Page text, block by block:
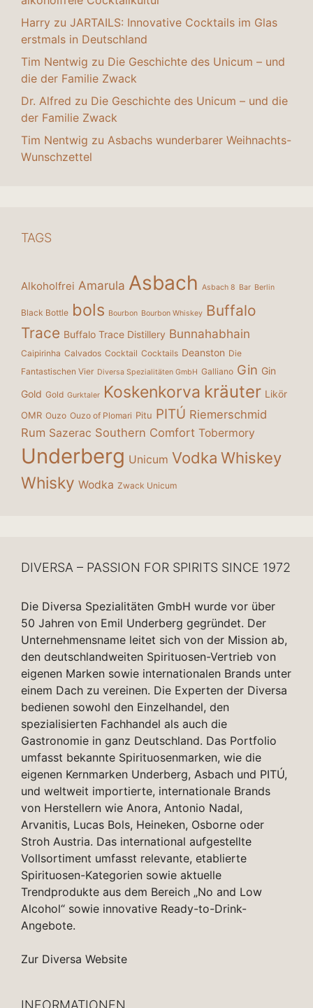
Harry zu JARTAILS: Innovative Cocktails im Glas
erstmals in Deutschland
Tim Nentwig zu Die Geschichte des Unicum – und
die der Familie Zwack
Dr. Alfred zu Die Geschichte des Unicum – und die
der Familie Zwack
Tim Nentwig zu Asbachs wunderbarer Weihnachts-
Wunschzettel
TAGS
Alkoholfrei Amarula Asbach Asbach 8 Bar Berlin
Black Bottle bols Bourbon Bourbon Whiskey Buffalo
Trace Buffalo Trace Distillery Bunnahabhain
Caipirinha Calvados Cocktail Cocktails Deanston Die
Fantastischen Vier Diversa Spezialitäten GmbH Galliano Gin Gin
Gold Gold Gurktaler Koskenkorva kräuter Likör
OMR Ouzo Ouzo of Plomari Pitu PITÚ Riemerschmid
Rum Sazerac Southern Comfort Tobermory
Underberg Unicum Vodka Whiskey
Whisky Wodka Zwack Unicum
DIVERSA – PASSION FOR SPIRITS SINCE 1972
Die Diversa Spezialitäten GmbH wurde vor über
50 Jahren von Emil Underberg gegründet. Der
Unternehmensname leitet sich von der Mission ab,
den deutschlandweiten Spirituosen-Vertrieb von
eigenen Marken sowie internationalen Brands unter
einem Dach zu vereinen. Die Experten der Diversa
bedienen sowohl den Einzelhandel, den
spezialisierten Fachhandel als auch die
Gastronomie in ganz Deutschland. Das Portfolio
umfasst bekannte Spirituosenmarken, wie die
eigenen Kernmarken Underberg, Asbach und PITÚ,
und weltweit importierte, internationale Brands
von Herstellern wie Anora, Antonio Nadal,
Arvanitis, Lucas Bols, Heineken, Osborne oder
Stroh Austria. Das international aufgestellte
Vollsortiment umfasst relevante, etablierte
Spirituosen-Kategorien sowie aktuelle
Trendprodukte aus dem Bereich „No and Low
Alcohol“ sowie innovative Ready-to-Drink-
Angebote.
Zur Diversa Website
INFORMATIONEN